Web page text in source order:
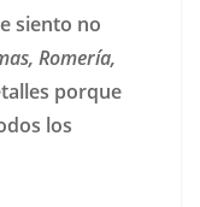
siento no
Romería,
porque
los